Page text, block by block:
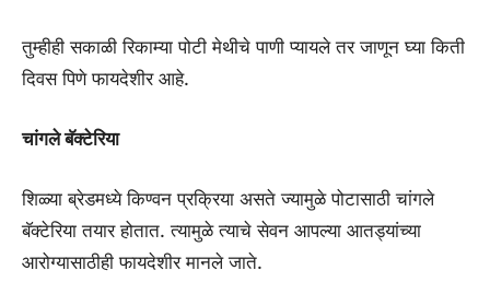
तुम्हीही सकाळी रिकाम्या पोटी मेथीचे पाणी प्यायले तर जाणून घ्या किती
दिवस पिणे फायदेशीर आहे.
चांगले बॅक्टेरिया
शिळ्या ब्रेडमध्ये किण्वन प्रक्रिया असते ज्यामुळे पोटासाठी चांगले
बॅक्टेरिया तयार होतात. त्यामुळे त्याचे सेवन आपल्या आतड्यांच्या
आरोग्यासाठीही फायदेशीर मानले जाते.